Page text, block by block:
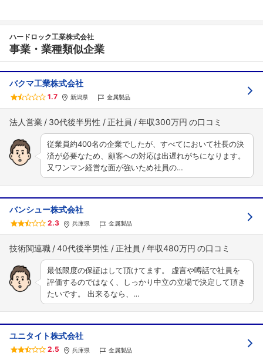
こちらの企業もフォローしませんか？
ハードロック工業株式会社
事業・業種類似企業
バクマ工業株式会社
1.7 新潟県 金属製品
法人営業 30代後半男性 正社員 年収300万円
従業員約400名の企業でしたが、すべてにおいて社長の決
済が必要なため、顧客への対応は出遅れがちになります。
又ワンマン経営な面が強いため社員の…
バンシュー株式会社
2.3 兵庫県 金属製品
技術関連職 40代後半男性 正社員 年収480万円
最低限度の保証はして頂けてます。 虚言や噂話で社員を
評価するのではなく、しっかり中立の立場で決定して頂き
たいです。 出来るなら、…
ユニタイト株式会社
2.5 兵庫県 金属製品